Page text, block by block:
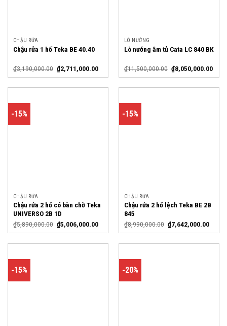
CHẬU RỬA
Chậu rửa 1 hố Teka BE 40.40
₫3,190,000.00 ₫2,711,000.00
LÒ NƯỚNG
Lò nướng âm tủ Cata LC 840 BK
₫11,500,000.00 ₫8,050,000.00
-15%
CHẬU RỬA
Chậu rửa 2 hố có bàn chờ Teka
UNIVERSO 2B 1D
₫5,890,000.00 ₫5,006,000.00
-15%
CHẬU RỬA
Chậu rửa 2 hố lệch Teka BE 2B
845
₫8,990,000.00 ₫7,642,000.00
-15% -20%